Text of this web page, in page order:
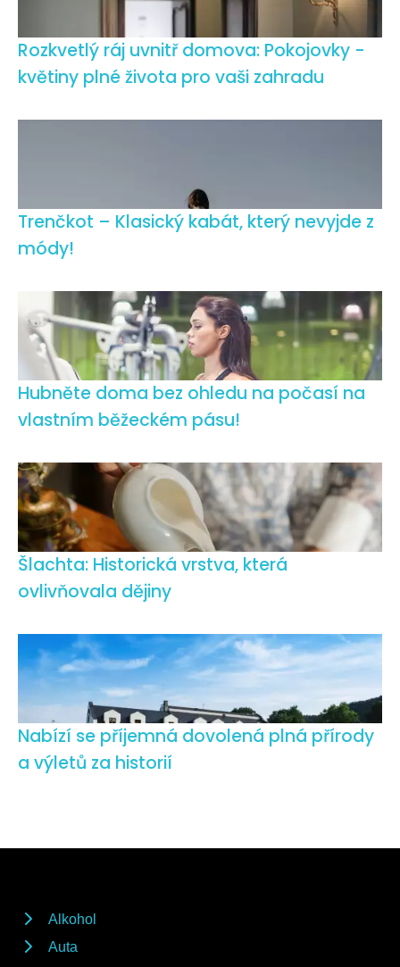
Rozkvetlý ráj uvnitř domova: Pokojovky -
květiny plné života pro vaši zahradu
Trenčkot – Klasický kabát, který nevyjde z
módy!
Hubněte doma bez ohledu na počasí na
vlastním běžeckém pásu!
Šlachta: Historická vrstva, která
ovlivňovala dějiny
Nabízí se příjemná dovolená plná přírody
a výletů za historií
Alkohol
Auta